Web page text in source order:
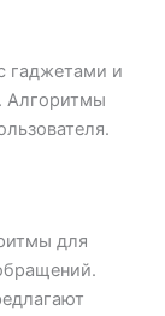
гаджетами и
Алгоритмы
для